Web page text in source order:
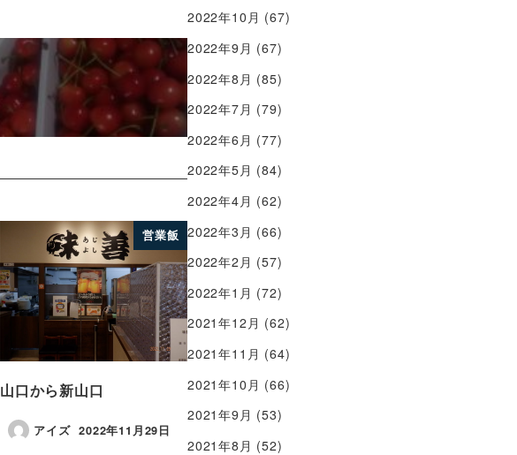
営業飯
山口から新山口
アイズ 2022年11月29日
2022年10月 (67)
2022年9月 (67)
2022年8月 (85)
2022年7月 (79)
2022年6月 (77)
2022年5月 (84)
2022年4月 (62)
2022年3月 (66)
2022年2月 (57)
2022年1月 (72)
2021年12月 (62)
2021年11月 (64)
2021年10月 (66)
2021年9月 (53)
2021年8月 (52)